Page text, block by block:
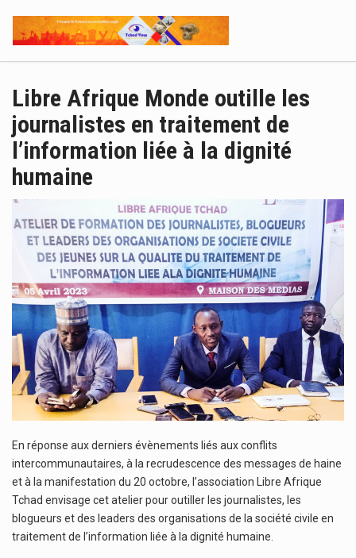
Libre Afrique Monde outille les
journalistes en traitement de
l’information liée à la dignité
humaine
En réponse aux derniers évènements liés aux conflits
intercommunautaires, à la recrudescence des messages de haine
et à la manifestation du 20 octobre, l’association Libre Afrique
Tchad envisage cet atelier pour outiller les journalistes, les
blogueurs et des leaders des organisations de la société civile en
traitement de l’information liée à la dignité humaine.